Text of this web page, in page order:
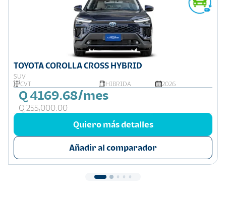
TOYOTA COROLLA CROSS HYBRID
SUV
CVT
HIBRIDA 2026
Q 4169.68/mes
Q 255,000.00
Quiero más detalles
Añadir al comparador